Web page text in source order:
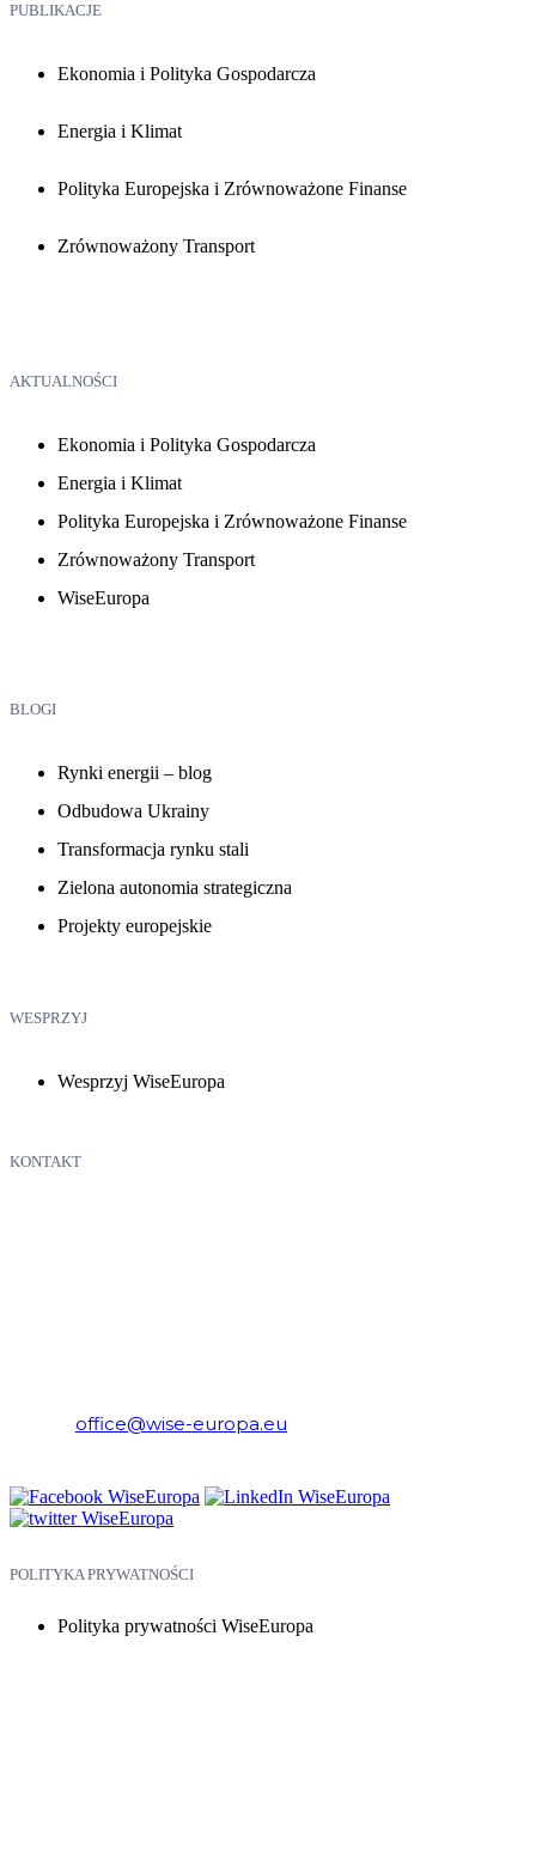
PUBLIKACJE
Ekonomia i Polityka Gospodarcza
Energia i Klimat
Polityka Europejska i Zrównoważone Finanse
Zrównoważony Transport
AKTUALNOŚCI
Ekonomia i Polityka Gospodarcza
Energia i Klimat
Polityka Europejska i Zrównoważone Finanse
Zrównoważony Transport
WiseEuropa
BLOGI
Rynki energii – blog
Odbudowa Ukrainy
Transformacja rynku stali
Zielona autonomia strategiczna
Projekty europejskie
WESPRZYJ
Wesprzyj WiseEuropa
KONTAKT
office@wise-europa.eu
POLITYKA PRYWATNOŚCI
Polityka prywatności WiseEuropa